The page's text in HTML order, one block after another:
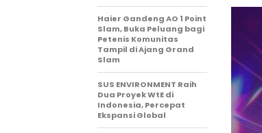
Haier Gandeng AO 1 Point
Slam, Buka Peluang bagi
Petenis Komunitas
Tampil di Ajang Grand
Slam
SUS ENVIRONMENT Raih
Dua Proyek WtE di
Indonesia, Percepat
Ekspansi Global